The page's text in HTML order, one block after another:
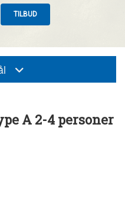
TILBUD
A 2-4 personer